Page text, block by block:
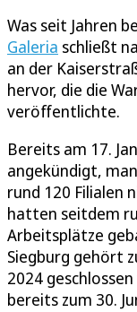
Was seit Jahren
Galeria schließt
an der
hervor, die die
veröffentlichte.
Bereits am 17.
angekündigt,
rund 120 Filialen
hatten seitdem
Arbeitsplätze
Siegburg gehört
2024
bereits zum 30.